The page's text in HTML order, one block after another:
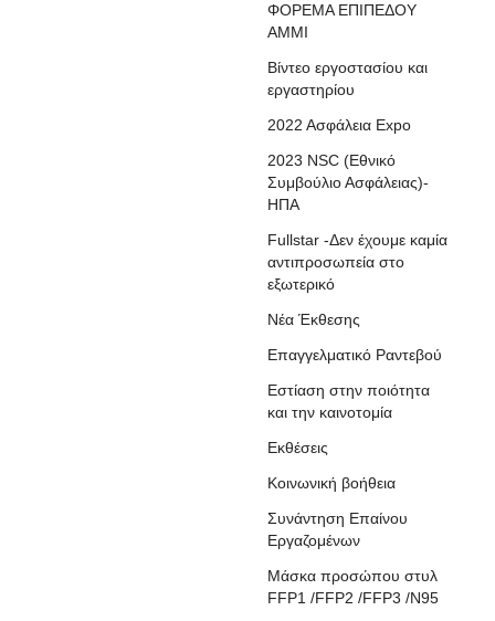
ΦΟΡΕΜΑ ΕΠΙΠΕΔΟΥ
AMMI
Βίντεο εργοστασίου και
εργαστηρίου
2022 Ασφάλεια Expo
2023 NSC (Εθνικό
Συμβούλιο Ασφάλειας)-
ΗΠΑ
Fullstar -Δεν έχουμε καμία
αντιπροσωπεία στο
εξωτερικό
Νέα Έκθεσης
Επαγγελματικό Ραντεβού
Εστίαση στην ποιότητα
και την καινοτομία
Εκθέσεις
Κοινωνική βοήθεια
Συνάντηση Επαίνου
Εργαζομένων
Μάσκα προσώπου στυλ
FFP1 /FFP2 /FFP3 /N95